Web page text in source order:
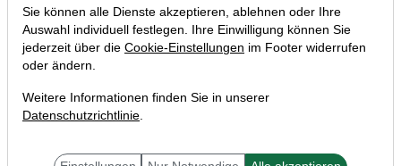
Sie können alle Dienste akzeptieren, ablehnen oder Ihre
Auswahl individuell festlegen. Ihre Einwilligung können Sie
jederzeit über die Cookie-Einstellungen im Footer widerrufen
oder ändern.
Weitere Informationen finden Sie in unserer
Datenschutzrichtlinie.